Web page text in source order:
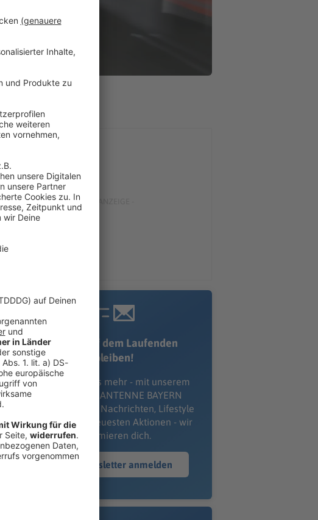
Immer auf dem Laufenden
bleiben!
Verpass' nichts mehr - mit unserem
kostenlosen ANTENNE BAYERN
Newsletter. Ob Nachrichten, Lifestyle
oder unsere neuesten Aktionen - wir
informieren dich.
Zum Newsletter anmelden